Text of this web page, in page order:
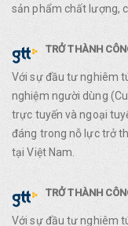
sản phẩm chất lượng,
TRỞ THÀNH
Với sự đầu tư nghiêm
nghiệm người dùng
trực tuyến và ngoại
đáng trong nỗ lực trở
tại Việt Nam.
TRỞ THÀNH
Với sự đầu tư nghiêm